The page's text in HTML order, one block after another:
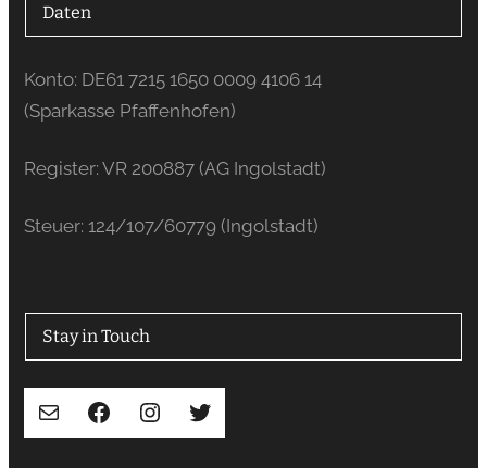
Daten
Konto: DE61 7215 1650 0009 4106 14
(Sparkasse Pfaffenhofen)
Register: VR 200887 (AG Ingolstadt)
Steuer: 124/107/60779 (Ingolstadt)
Stay in Touch
E-Mail Facebook Instagram Twitter